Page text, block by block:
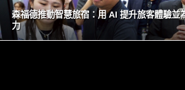
森福德推動智慧旅宿：用 AI 提升旅客體驗並
力